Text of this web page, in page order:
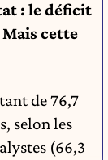
: le déficit
cette
de 76,7
selon les
(66,3